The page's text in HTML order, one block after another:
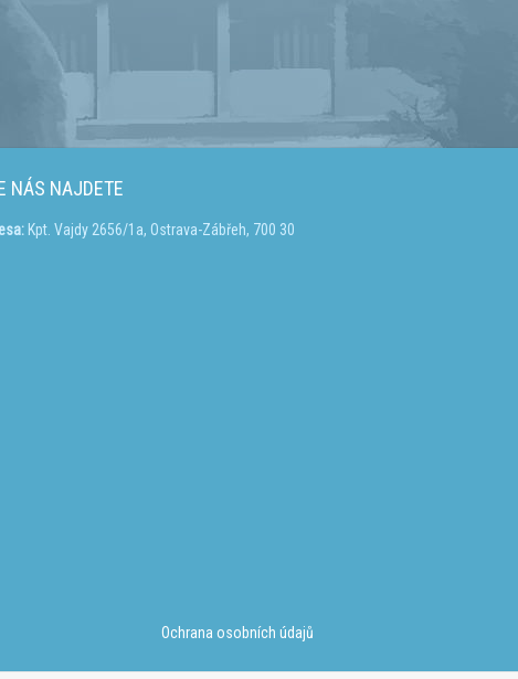
NÁS NAJDETE
Kpt. Vajdy 2656/1a, Ostrava-Zábřeh, 700 30
Ochrana osobních údajů